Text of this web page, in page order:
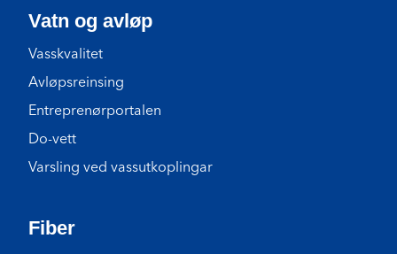
Vatn og avløp
Vasskvalitet
Avløpsreinsing
Entreprenørportalen
Do-vett
Varsling ved vassutkoplingar
Fiber